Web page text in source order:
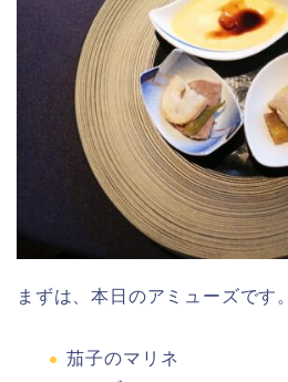
まずは、本日のアミューズです。
茄子のマリネ